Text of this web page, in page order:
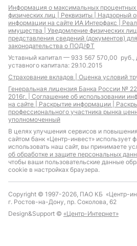
Информация о максимальных процентных
физических лиц | Реквизиты | Надзорный
информации на сайте ИА Интерфакс |
имущества | Уведомление физических
представления сведений (документов)
законодательства о ПОД/ФТ
Уставный капитал — 933 567 570,00 руб.,
уставного капитала: 29.10.2015
Страхование вкладов | Оценка условий
Генеральная лицензия Банка России №
2016г. | Соглашение об использовании
на сайте | Раскрытие информации |
профессионального участника рынка
уполномоченный
В целях улучшения сервисов и
сайтом банк «Центр-инвест» использует
использовать наш сайт, вы принимаете
об обработке и защите персональных
чтобы ваши пользовательские данные
cookie в настройках браузера.
Copyright © 1997-2026, ПАО КБ «Центр-
г. Ростов-на-Дону, пр. Соколова, 62
Design&Support © «Центр-Интернет»